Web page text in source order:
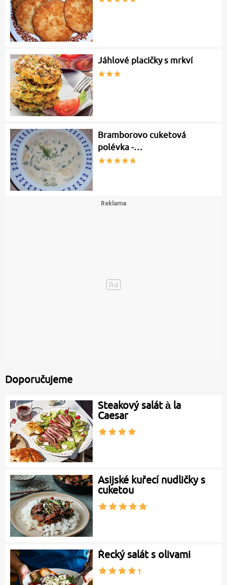
Jáhlové placičky s mrkví
Bramborovo cuketová
polévka -…
Doporučujeme
Steakový salát à la
Caesar
Asijské kuřecí nudličky s
cuketou
Řecký salát s olivami